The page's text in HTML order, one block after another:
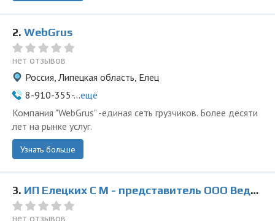
2. WebGrus
нет отзывов
Россия, Липецкая область, Елец
8-910-355-...ещё
Компания "WebGrus" -единая сеть грузчиков. Более десяти
лет на рынке услуг.
Узнать больше
3. ИП Елецких С М - представитель ООО Ведущая Утилизирующая Компания
нет отзывов